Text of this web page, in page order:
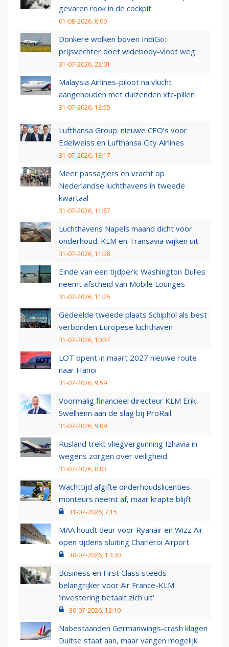
gevaren rook in de cockpit
01-08-2026, 8:00
Donkere wolken boven IndiGo:
prijsvechter doet widebody-vloot weg
31-07-2026, 22:01
Malaysia Airlines-piloot na vlucht
aangehouden met duizenden xtc-pillen
31-07-2026, 13:55
Lufthansa Group: nieuwe CEO’s voor
Edelweiss en Lufthansa City Airlines
31-07-2026, 13:17
Meer passagiers en vracht op
Nederlandse luchthavens in tweede
kwartaal
31-07-2026, 11:57
Luchthavens Napels maand dicht voor
onderhoud: KLM en Transavia wijken uit
31-07-2026, 11:28
Einde van een tijdperk: Washington Dulles
neemt afscheid van Mobile Lounges
31-07-2026, 11:25
Gedeelde tweede plaats Schiphol als best
verbonden Europese luchthaven
31-07-2026, 10:37
LOT opent in maart 2027 nieuwe route
naar Hanoi
31-07-2026, 9:59
Voormalig financieel directeur KLM Erik
Swelheim aan de slag bij ProRail
31-07-2026, 9:09
Rusland trekt vliegvergunning Izhavia in
wegens zorgen over veiligheid
31-07-2026, 8:03
Wachttijd afgifte onderhoudslicenties
monteurs neemt af, maar krapte blijft
31-07-2026, 7:15
MAA houdt deur voor Ryanair en Wizz Air
open tijdens sluiting Charleroi Airport
30-07-2026, 14:30
Business en First Class steeds
belangrijker voor Air France-KLM:
‘investering betaalt zich uit’
30-07-2026, 12:10
Nabestaanden Germanwings-crash klagen
Duitse staat aan, maar vangen mogelijk